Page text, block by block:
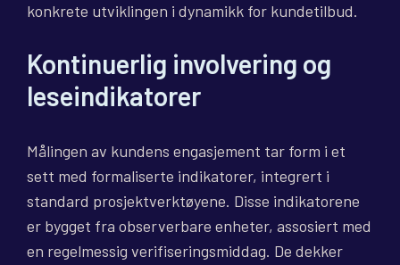
konkrete utviklingen i dynamikk for kundetilbud.
Kontinuerlig involvering og
leseindikatorer
Målingen av kundens engasjement tar form i et
sett med formaliserte indikatorer, integrert i
standard prosjektverktøyene. Disse indikatorene
er bygget fra observerbare enheter, assosiert med
en regelmessig verifiseringsmiddag. De dekker